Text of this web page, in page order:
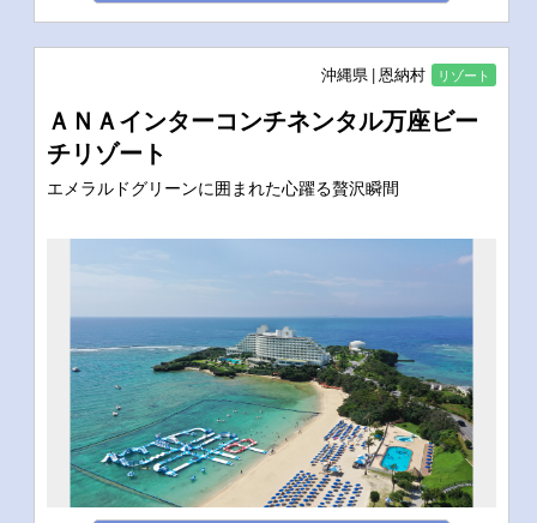
沖縄県 恩納村 リゾート
ＡＮＡインターコンチネンタル万座ビー
チリゾート
エメラルドグリーンに囲まれた心躍る贅沢瞬間